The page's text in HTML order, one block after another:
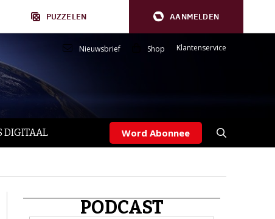
PUZZELEN AANMELDEN
Nieuwsbrief Shop Klantenservice
DIGITAAL Word Abonnee
PODCAST